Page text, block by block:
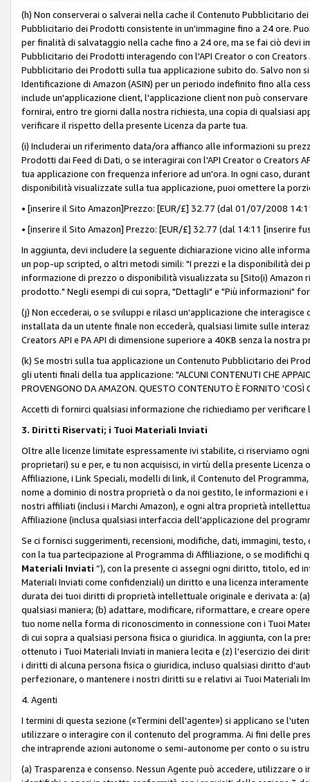
(h) Non conserverai o salverai nella cache il Contenuto Pubblicitario
Pubblicitario dei Prodotti consistente in un'immagine fino a 24 ore.
per finalità di salvataggio nella cache fino a 24 ore, ma se fai ciò
Pubblicitario dei Prodotti interagendo con l'API Creator o con
Pubblicitario dei Prodotti sulla tua applicazione subito do. Salvo non
Identificazione di Amazon (ASIN) per un periodo indefinito fino alla
include un'applicazione client, l'applicazione client non può
fornirai, entro tre giorni dalla nostra richiesta, una copia di qualsiasi
verificare il rispetto della presente Licenza da parte tua.
(i) Includerai un riferimento data/ora affianco alle informazioni su
Prodotti dai Feed di Dati, o se interagirai con l'API Creator o Creators
tua applicazione con frequenza inferiore ad un'ora. In ogni caso,
disponibilità visualizzate sulla tua applicazione, puoi omettere la
• [inserire il Sito Amazon]Prezzo: [EUR/£] 32.77 (dal 01/07/2008
• [inserire il Sito Amazon] Prezzo: [EUR/£] 32.77 (dal 14:11 [inserire
In aggiunta, devi includere la seguente dichiarazione vicino alle
un pop-up scripted, o altri metodi simili: "I prezzi e la disponibilità
informazione di prezzo o disponibilità visualizzata su [Sito(i)
prodotto." Negli esempi di cui sopra, "Dettagli" e "Più informazioni"
(j) Non eccederai, o se sviluppi e rilasci un'applicazione che interagisce
installata da un utente finale non eccederà, qualsiasi limite sulle
Creators API e PA API di dimensione superiore a 40KB senza la nostra
(k) Se mostri sulla tua applicazione un Contenuto Pubblicitario dei
gli utenti finali della tua applicazione: "ALCUNI CONTENUTI CHE
PROVENGONO DA AMAZON. QUESTO CONTENUTO È FORNITO
Accetti di fornirci qualsiasi informazione che richiediamo per
3. Diritti Riservati; i Tuoi Materiali Inviati
Oltre alle licenze limitate espressamente ivi stabilite, ci riserviamo
proprietari) su e per, e tu non acquisisci, in virtù della presente
Affiliazione, i Link Speciali, modelli di link, il Contenuto del
nome a dominio di nostra proprietà o da noi gestito, le informazioni e
nostri affiliati (inclusi i Marchi Amazon), e ogni altra proprietà
Affiliazione (inclusa qualsiasi interfaccia dell'applicazione del
Se ci fornisci suggerimenti, recensioni, modifiche, dati, immagini,
con la tua partecipazione al Programma di Affiliazione, o se modifichi
Materiali Inviati ”), con la presente ci assegni ogni diritto, titolo, ed
Materiali Inviati come confidenziali) un diritto e una licenza
durata dei tuoi diritti di proprietà intellettuale originale e derivata a:
qualsiasi maniera; (b) adattare, modificare, riformattare, e creare
tuo nome nella forma di riconoscimento in connessione con i Tuoi
di cui sopra a qualsiasi persona fisica o giuridica. In aggiunta, con la
ottenuto i Tuoi Materiali Inviati in maniera lecita e (z) l'esercizio dei
i diritti di alcuna persona fisica o giuridica, incluso qualsiasi diritto
perfezionare, o mantenere i nostri diritti su e relativi ai Tuoi Materiali
4. Agenti
I termini di questa sezione («Termini dell'agente») si applicano se
utilizzare o interagire con il contenuto del programma. Ai fini delle
che intraprende azioni autonome o semi-autonome per conto o su
(a) Trasparenza e consenso. Nessun Agente può accedere, utilizzare